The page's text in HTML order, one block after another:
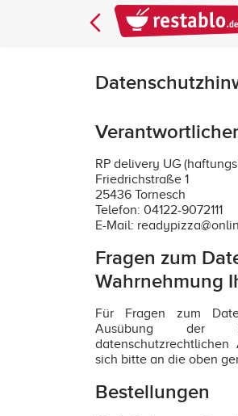
Verantwortlicher
RP delivery UG
Friedrichstraße 1
25436 Tornesch
Telefon: 04122-9072111
E-Mail:
Fragen zum
Wahrnehmung
Für Fragen zum
Ausübung der
sich bitte an die oben
Bestellungen